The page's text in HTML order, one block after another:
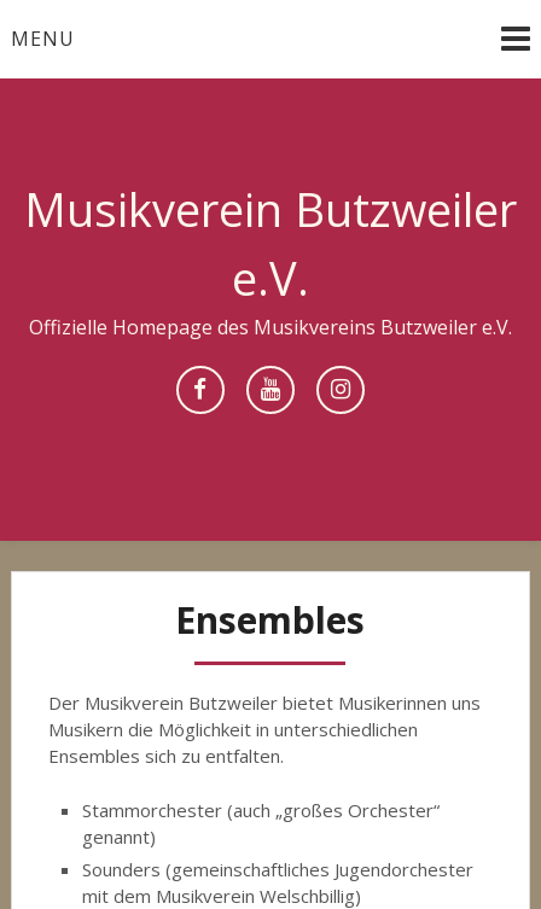
toMENU
Musikverein Butzweiler
e.V.
Offizielle Homepage des Musikvereins Butzweiler e.V.
Ensembles
Der Musikverein Butzweiler bietet Musikerinnen uns
Musikern die Möglichkeit in unterschiedlichen
Ensembles sich zu entfalten.
Stammorchester (auch „großes Orchester“
genannt)
Sounders (gemeinschaftliches Jugendorchester
mit dem Musikverein Welschbillig)